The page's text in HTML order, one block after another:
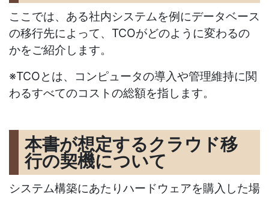
ここでは、ある社内システムを例にデータベース
の移行先によって、TCOがどのように変わるの
かをご紹介します。
※TCOとは、コンピュータの導入や管理維持に関
わるすべてのコストの総額を指します。
本書が想定するクラウド移
行の契機について
システム構築にあたりハードウェアを購入した場